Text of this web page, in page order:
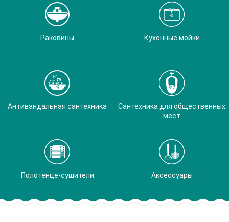
Раковины Кухонные мойки
Антивандальная сантехника
Сантехника для общественных
мест
Полотенце-сушители Аксессуары